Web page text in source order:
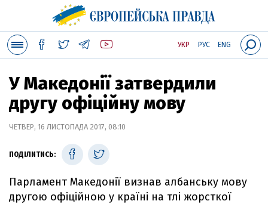
УКР РУС ENG
У Македонії затвердили
другу офіційну мову
ЧЕТВЕР, 16 ЛИСТОПАДА 2017, 08:10
ПОДІЛИТИСЬ:
Парламент Македонії визнав албанську мову
другою офіційною у країні на тлі жорсткої